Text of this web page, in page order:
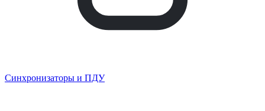
Синхронизаторы и ПДУ